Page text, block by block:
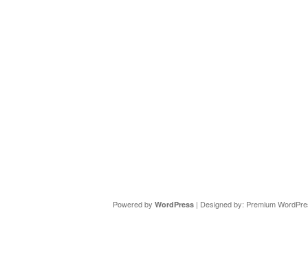
Powered by WordPress| Designed by: Premium